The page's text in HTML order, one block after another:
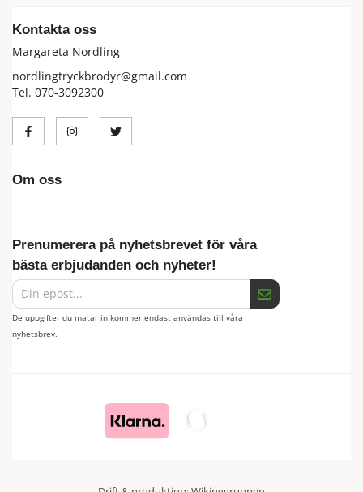
Kontakta oss
Margareta Nordling
nordlingtryckbrodyr@gmail.com
Tel. 070-3092300
Om oss
Prenumerera på nyhetsbrevet för våra
bästa erbjudanden och nyheter!
De uppgifter du matar in kommer endast användas till våra
nyhetsbrev.